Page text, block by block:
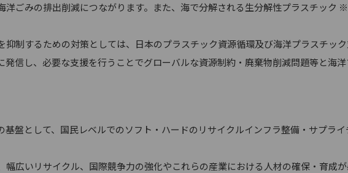
洋ごみの排出削減につながります。また、海で分解される生分解性プラスチック
制するための対策としては、日本のプラスチック資源循環及び海洋プラスチッ
信し、必要な支援を行うことでグローバルな資源制約・廃棄物削減問題等と海
盤として、国民レベルでのソフト・ハードのリサイクルインフラ整備・サプラ
広いリサイクル、国際競争力の強化やこれらの産業における人材の確保・育成